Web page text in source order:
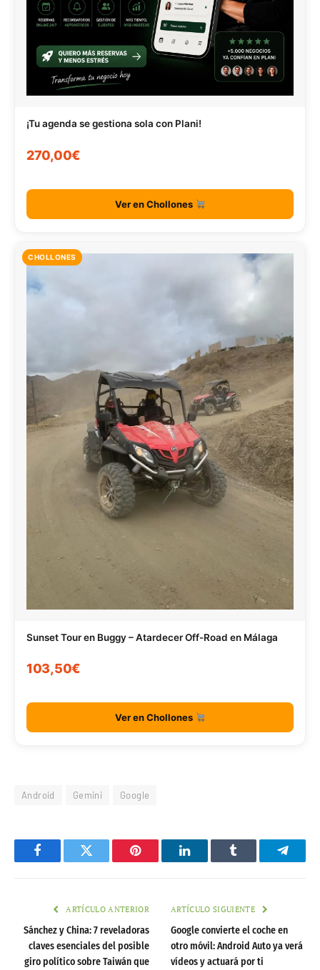
¡Tu agenda se gestiona sola con Plani!
270,00€
Ver en Chollones
CHOLLONES
Sunset Tour en Buggy – Atardecer Off-Road en Málaga
103,50€
Ver en Chollones
Android Gemini Google
FacebookTwitter Pinterest LinkedInTumblr
ARTÍCULO ANTERIOR
Sánchez y China: 7 reveladoras
claves esenciales del posible
giro político sobre Taiwán que
ARTÍCULO SIGUIENTE
Google convierte el coche en
otro móvil: Android Auto ya verá
vídeos y actuará por ti